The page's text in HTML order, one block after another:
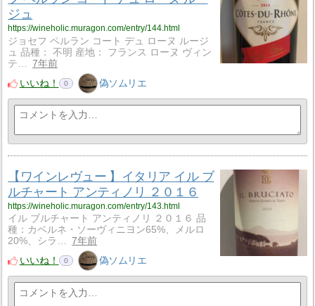
ジュ
https://wineholic.muragon.com/entry/144.html
ジョセフ ペルラン コート デュ ローヌ ルージ
ュ 品種： 不明 産地： フランス ローヌ ヴィン
テ…
7年前
いいね！
0 偽ソムリエ
【ワインレヴュー 】イタリア イル ブ
ルチャート アンティノリ ２０１６
https://wineholic.muragon.com/entry/143.html
イル ブルチャート アンティノリ ２０１６ 品
種：カベルネ・ソーヴィニヨン65%、メルロ
20%、シラ…
7年前
いいね！
0 偽ソムリエ